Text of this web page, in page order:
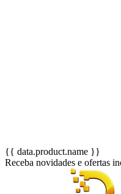
{{ data.product.name }}
Receba novidades e ofertas